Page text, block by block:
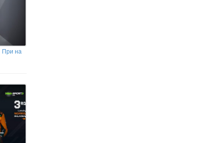
При на